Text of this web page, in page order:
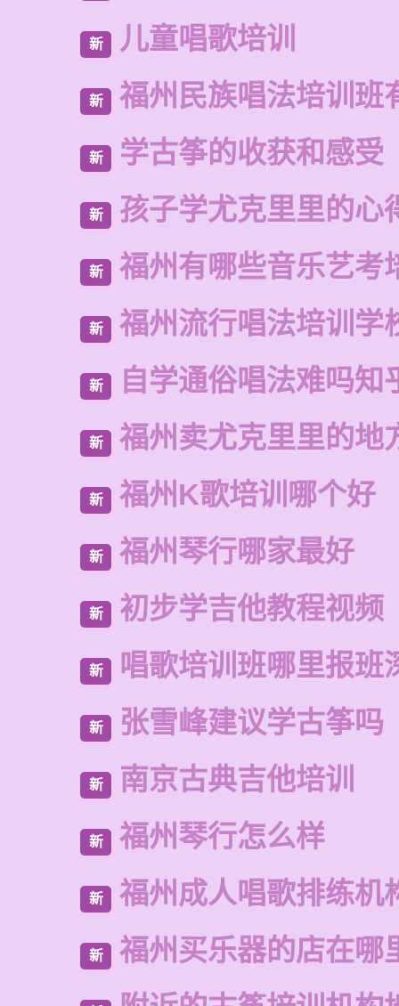
新 儿童唱歌培训
新 福州民族唱法培训班
新 学古筝的收获和感受
新 孩子学尤克里里的心
新 福州有哪些音乐艺考
新 福州流行唱法培训学
新 自学通俗唱法难吗知
新 福州卖尤克里里的地
新 福州K歌培训哪个好
新 福州琴行哪家最好
新 初步学吉他教程视频
新 唱歌培训班哪里报班
新 张雪峰建议学古筝吗
新 南京古典吉他培训
新 福州琴行怎么样
新 福州成人唱歌排练机
新 福州买乐器的店在哪